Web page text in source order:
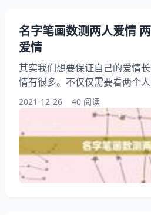
名字笔画数测两人爱情
爱情
其实我们想要保证自己的爱情
情有很多。不仅仅需要看两个
要看双方到底有没有缘分。缘
了，如果俩个人没有缘分的话
的。下面就让我们一起来了解
情，以及两个人名字笔画测爱
数测两人爱情 0：天生一对，
匹配，如此，往往是你刚想说“
你们性格相合
2021-12-26 40 阅读